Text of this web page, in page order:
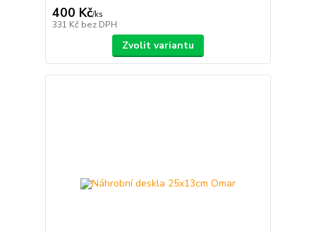
400 Kč/ks
331 Kč bez DPH
Zvolit variantu